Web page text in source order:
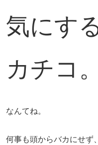
気にす
カチコ。
なんてね。
何事も頭からバカにせず